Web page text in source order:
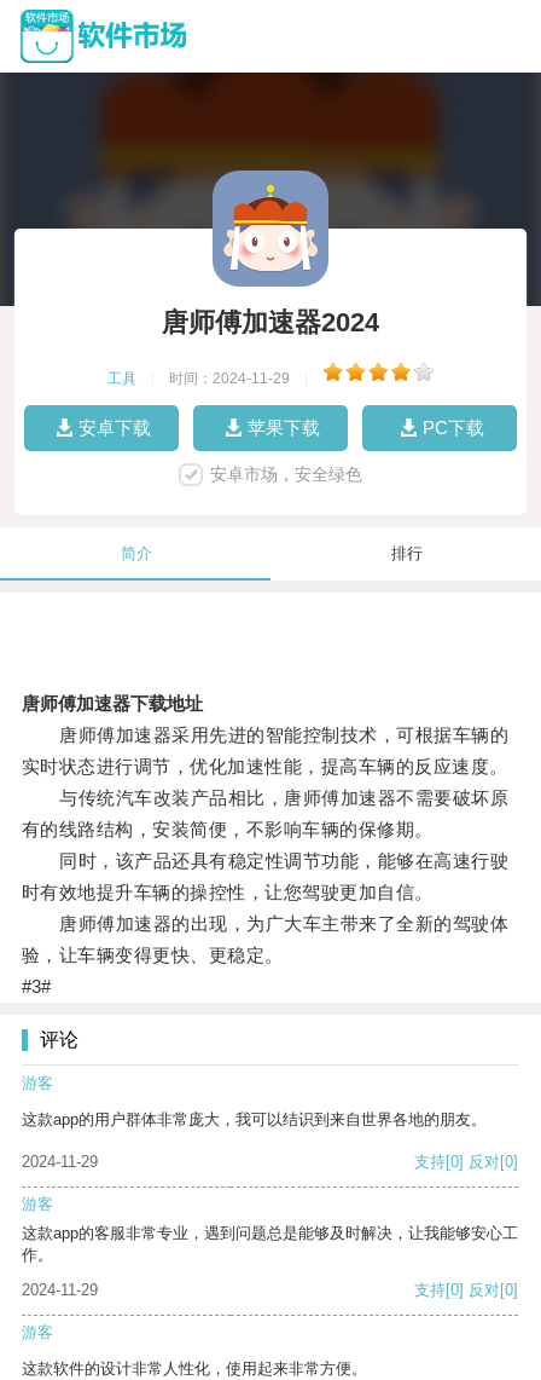
唐师傅加速器2024
工具 时间：2024-11-29
安卓下载 苹果下载 PC下载
安卓市场，安全绿色
简介 排行
唐师傅加速器下载地址
唐师傅加速器采用先进的智能控制技术，可根据车辆的
实时状态进行调节，优化加速性能，提高车辆的反应速度。
与传统汽车改装产品相比，唐师傅加速器不需要破坏原
有的线路结构，安装简便，不影响车辆的保修期。
同时，该产品还具有稳定性调节功能，能够在高速行驶
时有效地提升车辆的操控性，让您驾驶更加自信。
唐师傅加速器的出现，为广大车主带来了全新的驾驶体
验，让车辆变得更快、更稳定。
#3#
评论
游客
这款app的用户群体非常庞大，我可以结识到来自世界各地的朋友。
2024-11-29 支持[0] 反对[0]
游客
这款app的客服非常专业，遇到问题总是能够及时解决，让我能够安心工
作。
2024-11-29
支持[0] 反对[0]
游客
这款软件的设计非常人性化，使用起来非常方便。